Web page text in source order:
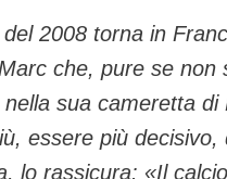
2008 torna in
che, pure se
sua cameretta di
essere più
lo rassicura: «Il